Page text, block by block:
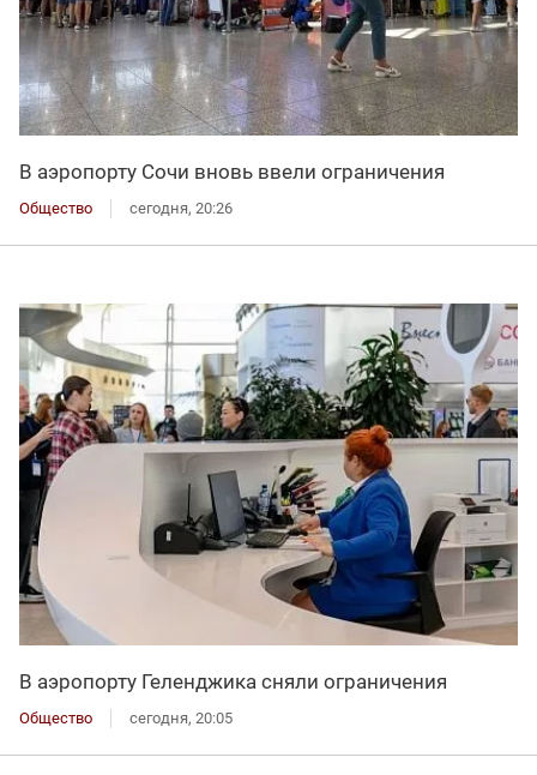
В аэропорту Сочи вновь ввели ограничения
Общество сегодня, 20:26
В аэропорту Геленджика сняли ограничения
Общество сегодня, 20:05